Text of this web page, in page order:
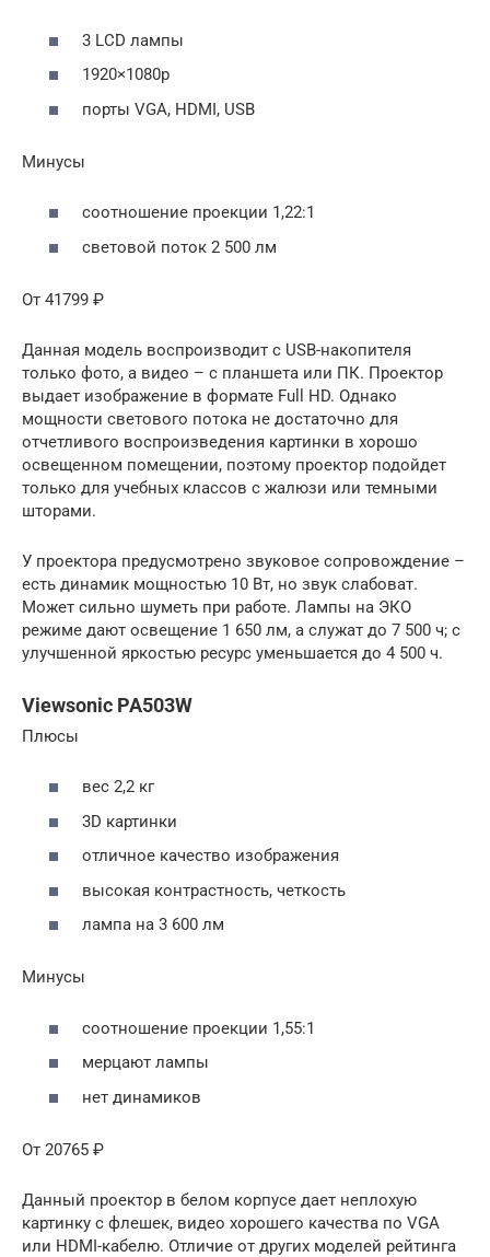
3 LCD лампы
1920×1080р
порты VGA, HDMI, USB
Минусы
соотношение проекции 1,22:1
световой поток 2 500 лм
От 41799 ₽
Данная модель воспроизводит с USB-накопителя
только фото, а видео ­– с планшета или ПК. Проектор
выдает изображение в формате Full HD. Однако
мощности светового потока не достаточно для
отчетливого воспроизведения картинки в хорошо
освещенном помещении, поэтому проектор подойдет
только для учебных классов с жалюзи или темными
шторами.
У проектора предусмотрено звуковое сопровождение –
есть динамик мощностью 10 Вт, но звук слабоват.
Может сильно шуметь при работе. Лампы на ЭКО
режиме дают освещение 1 650 лм, а служат до 7 500 ч; с
улучшенной яркостью ресурс уменьшается до 4 500 ч.
Viewsonic PA503W
Плюсы
вес 2,2 кг
3D картинки
отличное качество изображения
высокая контрастность, четкость
лампа на 3 600 лм
Минусы
соотношение проекции 1,55:1
мерцают лампы
нет динамиков
От 20765 ₽
Данный проектор в белом корпусе дает неплохую
картинку с флешек, видео хорошего качества по VGA
или HDMI-кабелю. Отличие от других моделей рейтинга